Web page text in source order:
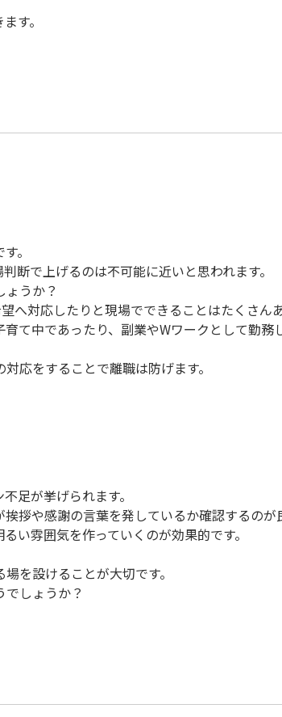
す。
。
断で上げるのは不可能に近いと思われます。
うか？
へ対応したりと現場でできることはたくさん
て中であったり、副業やWワークとして勤務
応をすることで離職は防げます。
足が挙げられます。
拶や感謝の言葉を発しているか確認するのが
い雰囲気を作っていくのが効果的です。
を設けることが大切です。
しょうか？